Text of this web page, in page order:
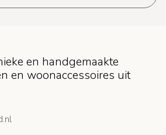
en handgemaakte
en woonaccessoires uit